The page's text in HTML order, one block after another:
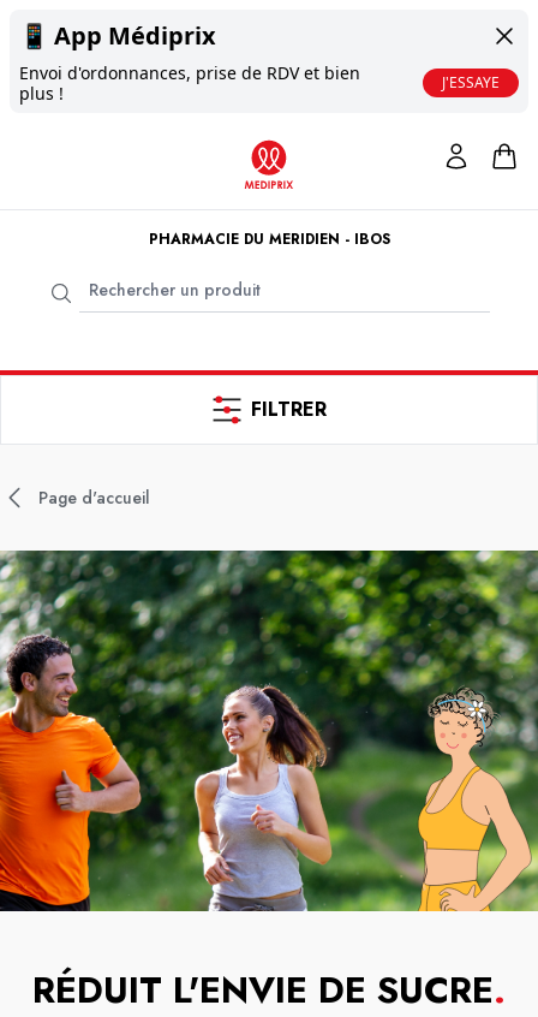
📱 App Médiprix
Envoi d'ordonnances, prise de RDV et bien
plus !
J'ESSAYE
PHARMACIE DU MERIDIEN - IBOS
FILTRER
Page d'accueil
RÉDUIT L'ENVIE DE SUCRE.